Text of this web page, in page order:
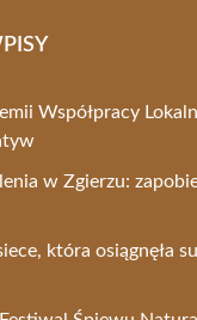
Współpracy
w Zgierzu:
która osiągnęła